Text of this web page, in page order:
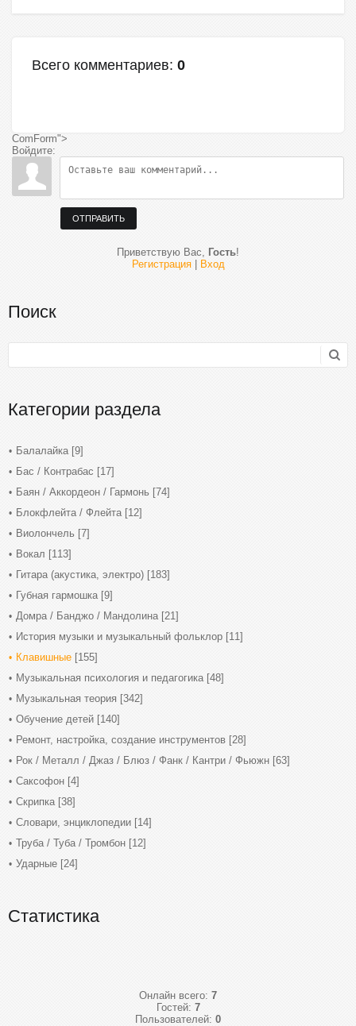
Всего комментариев: 0
ComForm">
Войдите:
ОТПРАВИТЬ
Приветствую Вас, Гость!
Регистрация| Вход
Поиск
Категории раздела
Балалайка [9]
Бас / Контрабас [17]
Баян / Аккордеон / Гармонь [74]
Блокфлейта / Флейта [12]
Виолончель [7]
Вокал [113]
Гитара (акустика, электро) [183]
Губная гармошка [9]
Домра / Банджо / Мандолина [21]
История музыки и музыкальный фольклор [11]
Клавишные [155]
Музыкальная психология и педагогика [48]
Музыкальная теория [342]
Обучение детей [140]
Ремонт, настройка, создание инструментов [28]
Рок / Металл / Джаз / Блюз / Фанк / Кантри / Фьюжн [63]
Саксофон [4]
Скрипка [38]
Словари, энциклопедии [14]
Труба / Туба / Тромбон [12]
Ударные [24]
Статистика
Онлайн всего: 7
Гостей: 7
Пользователей: 0